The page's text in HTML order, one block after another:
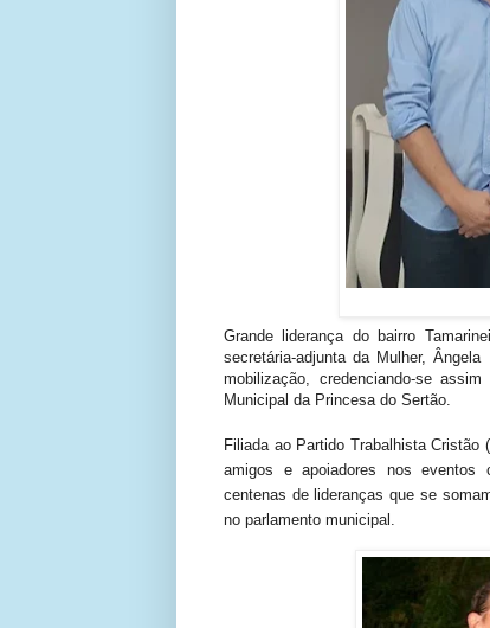
Grande liderança do bairro
secretária-adjunta da Mulher,
mobilização, credenciando-se
Municipal da Princesa do Sertão.
Filiada ao Partido Trabalhista
amigos e apoiadores nos eventos
centenas de lideranças que se
no parlamento municipal.